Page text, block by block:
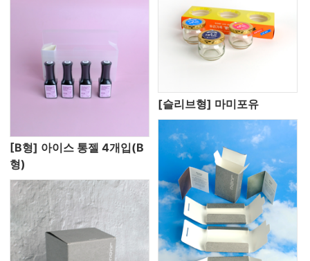
[B형] 아이스 통젤 4개입(B
형)
[슬리브형] 마미포유